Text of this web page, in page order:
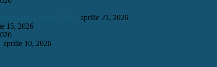
aprilie 21, 2026
15, 2026
aprilie 10, 2026